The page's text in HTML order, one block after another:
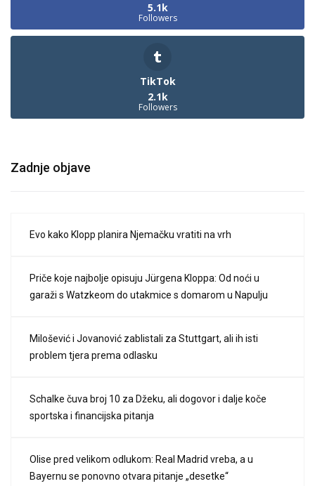
5.1k
Followers
TikTok
2.1k
Followers
Zadnje objave
Evo kako Klopp planira Njemačku vratiti na vrh
Priče koje najbolje opisuju Jürgena Kloppa: Od noći u
garaži s Watzkeom do utakmice s domarom u Napulju
Milošević i Jovanović zablistali za Stuttgart, ali ih isti
problem tjera prema odlasku
Schalke čuva broj 10 za Džeku, ali dogovor i dalje koče
sportska i financijska pitanja
Olise pred velikom odlukom: Real Madrid vreba, a u
Bayernu se ponovno otvara pitanje „desetke“